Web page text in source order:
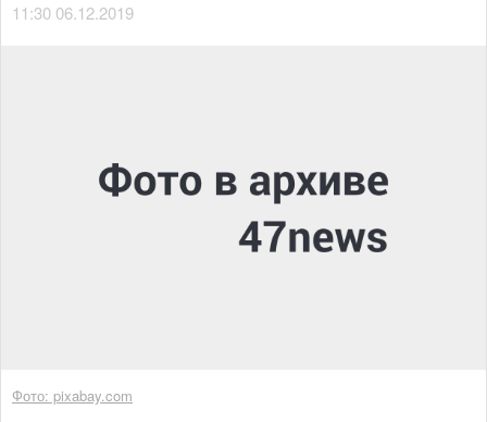
11:30 06.12.2019
Фото: pixabay.com